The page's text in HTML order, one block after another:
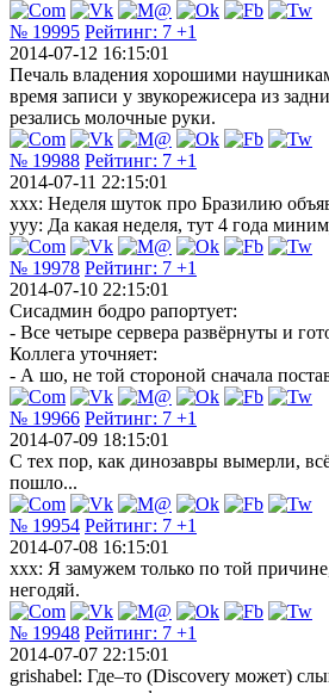
№ 19995 Рейтинг: 7 +1
2014-07-12 16:15:01
Печаль владения хорошими
время записи у звукорежисера из
резались молочные руки.
№ 19988 Рейтинг: 7 +1
2014-07-11 22:15:01
ххх: Неделя шуток про Бразилию
ууу: Да какая неделя, тут 4 года
№ 19978 Рейтинг: 7 +1
2014-07-10 22:15:01
Сисадмин бодро рапортует:
- Все четыре сервера развёрнуты и
Коллега уточняет:
- А шо, не той стороной сначала
№ 19966 Рейтинг: 7 +1
2014-07-09 18:15:01
C тех пор, как динозавры вымерли,
пошло...
№ 19954 Рейтинг: 7 +1
2014-07-08 16:15:01
xxx: Я замужем только по той
негодяй.
№ 19948 Рейтинг: 7 +1
2014-07-07 22:15:01
grishabel: Где–то (Discovery может)